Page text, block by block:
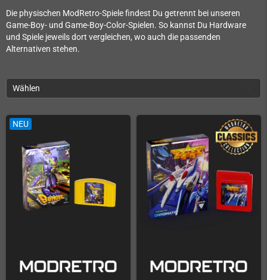
Die physischen ModRetro-Spiele findest Du getrennt bei unseren
Game-Boy- und Game-Boy-Color-Spielen. So kannst Du Hardware
und Spiele jeweils dort vergleichen, wo auch die passenden
Alternativen stehen.
Wählen
NEU